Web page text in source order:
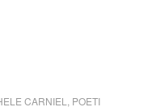
CARNIEL POETI